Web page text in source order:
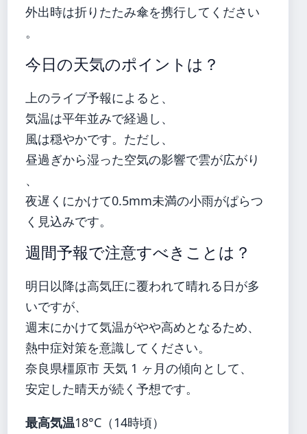
外出時は折りたたみ傘を携行してください
。
今日の天気のポイントは？
上のライブ予報によると、
気温は平年並みで経過し、
風は穏やかです。ただし、
昼過ぎから湿った空気の影響で雲が広がり
、
夜遅くにかけて0.5mm未満の小雨がぱらつ
く見込みです。
週間予報で注意すべきことは？
明日以降は高気圧に覆われて晴れる日が多
いですが、
週末にかけて気温がやや高めとなるため、
熱中症対策を意識してください。
奈良県橿原市 天気 1 ヶ月の傾向として、
安定した晴天が続く予想です。
最高気温18°C（14時頃）